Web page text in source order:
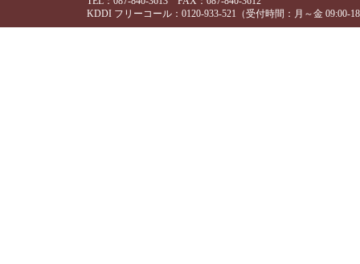
KDDI フリーコール：0120-933-521（受付時間：月～金 09:00-